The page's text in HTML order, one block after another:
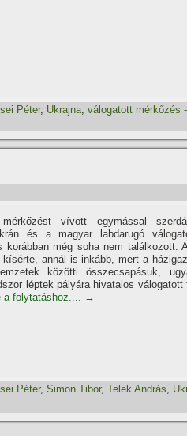
Péter, Ukrajna, válogatott mérkőzés
mérkőzést ví­vott egymással
és a magyar labdarugó
korábban még soha nem találkozott.
kí­sérte, annál is inkább, mert a
közötti összecsapásuk,
léptek pályára hivatalos válogatott
a folytatáshoz.... →
Péter, Simon Tibor, Telek András,